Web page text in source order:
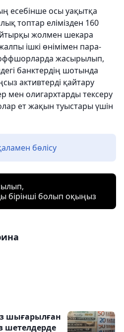
есебінше осы уақытқа
топтар елімізден 160
жолмен шекара
ішкі өнімімен пара-
жасырылып,
банктердің шотында
активтерді қайтару
мен олигархтарды тексеру
ет жақын туыстары үшін
бөлісу
бірінші болып оқыңыз
шығарылған
шетелдерде